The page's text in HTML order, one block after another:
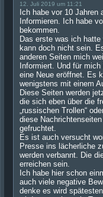
12. Juli 2019 um 11:21
Ich habe vor 10
Informieren. Ich habe
bekommen.
Das erste was ich
kann doch nicht sein.
anderen Seiten mich
Informiert. Und für
eine Neue eröffnet. Es
wenigstens mit einem
Diese Seiten werden
die sich eben über die
„russischen Trollen“
diese
gefruchtet.
Es ist auch versucht
Presse ins lächerliche
werden verbannt. Die
erreichen sein.
Ich habe hier schon
auch viele negative
denke es wird